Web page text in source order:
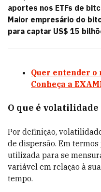
aportes nos ETFs de
Maior empresário do
para captar US$ 15
Quer entender
Conheça a
O que é volatilidade
Por definição,
de dispersão. Em
utilizada para se
variável em relação à
tempo.